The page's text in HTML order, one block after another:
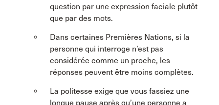
question par une expression faciale plutôt
que par des mots.
Dans certaines Premières Nations, si la
personne qui interroge n’est pas
considérée comme un proche, les
réponses peuvent être moins complètes.
La politesse exige que vous fassiez une
longue pause après qu’une personne a